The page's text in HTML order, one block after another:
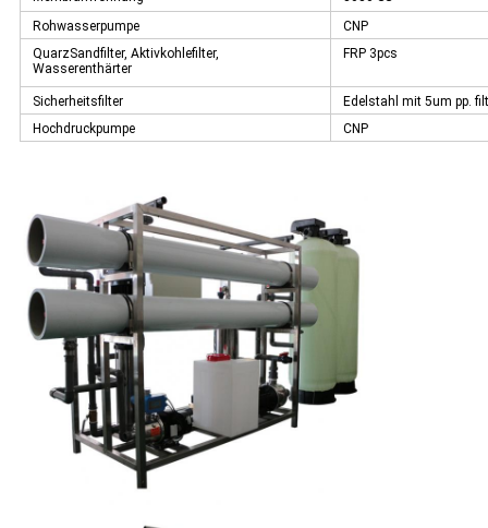
Rohwasserpumpe
CNP
QuarzSandfilter, Aktivkohlefilter,
Wasserenthärter
FRP 3pcs
Sicherheitsfilter
Edelstahl mit 5um pp.
Hochdruckpumpe
CNP